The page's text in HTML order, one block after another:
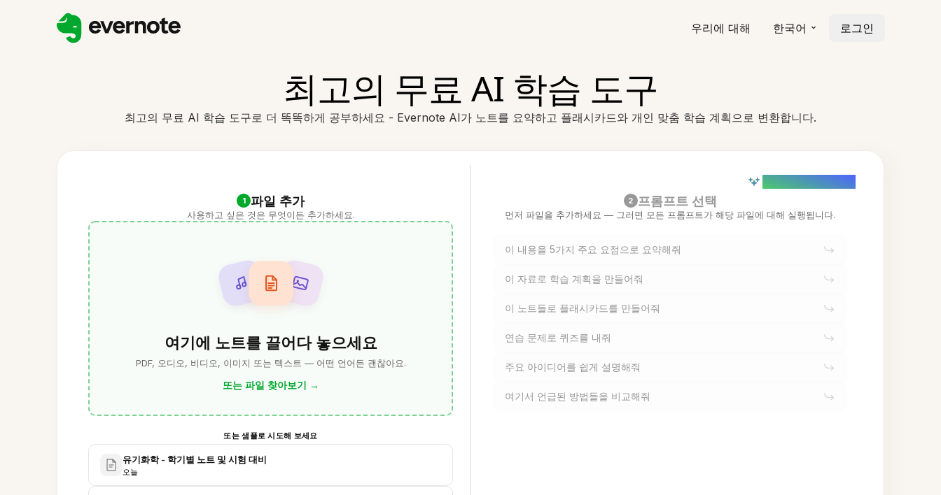
우리에 대해 한국어 로그인
최고의 무료 AI 학습 도구
최고의 무료 AI 학습 도구로 더 똑똑하게 공부하세요 - Evernote AI가 노트를 요약하고 플래시카드와 개인 맞춤 학습 계획으로 변환합니다.
1 파일 추가
사용하고 싶은 것은 무엇이든 추가하세요.
여기에 노트를 끌어다 놓으세요
PDF, 오디오, 비디오, 이미지 또는 텍스트 — 어떤 언어든 괜찮아요.
또는 파일 찾아보기 →
또는 샘플로 시도해 보세요
유기화학 - 학기별 노트 및 시험 대비
오늘
2 프롬프트 선택
먼저 파일을 추가하세요 — 그러면 모든 프롬프트가 해당 파일에 대해 실행됩니다.
이 내용을 5가지 주요 요점으로 요약해줘
이 자료로 학습 계획을 만들어줘
이 노트들로 플래시카드를 만들어줘
연습 문제로 퀴즈를 내줘
주요 아이디어를 쉽게 설명해줘
여기서 언급된 방법들을 비교해줘